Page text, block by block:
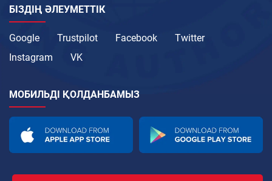
БІЗДІҢ ӘЛЕУМЕТТІК
Google Trustpilot Facebook
Twitter
Instagram
VK
МОБИЛЬДІ ҚОЛДАНБАМЫЗ